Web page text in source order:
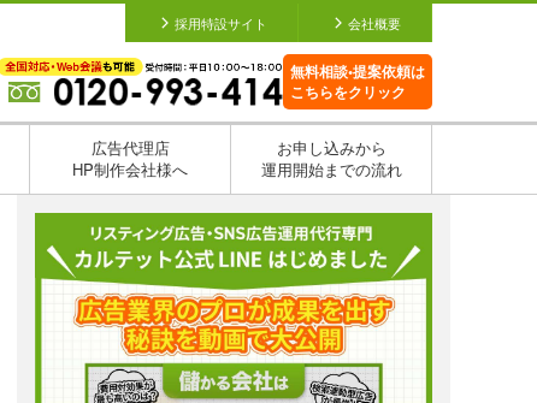
採用特設サイト 会社概要
無料相談•提案依頼は
こちらをクリック
広告代理店
HP制作会社様へ
お申し込みから
運用開始までの流れ